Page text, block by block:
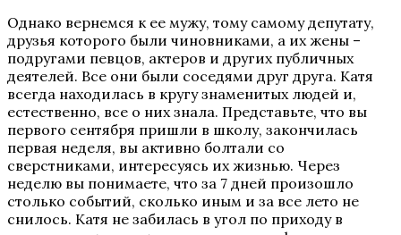
Однако вернемся к ее мужу, тому самому депутату,
друзья которого были чиновниками, а их жены –
подругами певцов, актеров и других публичных
деятелей. Все они были соседями друг друга. Катя
всегда находилась в кругу знаменитых людей и,
естественно, все о них знала. Представьте, что вы
первого сентября пришли в школу, закончилась
первая неделя, вы активно болтали со
сверстниками, интересуясь их жизнью. Через
неделю вы понимаете, что за 7 дней произошло
столько событий, сколько иным и за все лето не
снилось. Катя не забилась в угол по приходу в